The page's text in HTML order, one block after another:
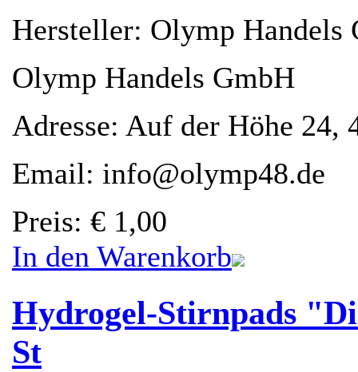
Hersteller: Olymp Handels
Olymp Handels GmbH
Adresse: Auf der Höhe 24,
Email: info@olymp48.de
Preis: € 1,00
In den Warenkorb
Hydrogel-Stirnpads
St